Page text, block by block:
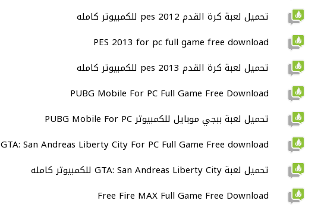
تحميل لعبة كرة القدم pes 2012 للكمبيوتر كامله
PES 2013 for pc full game free download
تحميل لعبة كرة القدم pes 2013 للكمبيوتر كامله
PUBG Mobile For PC Full Game Free Download
تحميل لعبة ببجي موبايل للكمبيوتر PUBG Mobile For PC
GTA: San Andreas Liberty City For PC Full Game Free download
تحميل لعبة GTA: San Andreas Liberty City للكمبيوتر كامله
Free Fire MAX Full Game Free Download